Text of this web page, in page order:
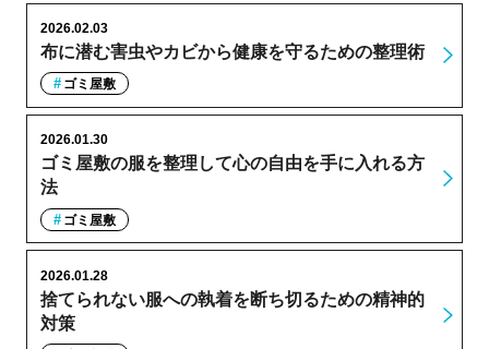
布に潜む害虫やカビから健康を守るための整理術
2026.02.03
ゴミ屋敷
ゴミ屋敷の服を整理して心の自由を手に入れる方
法
2026.01.30
ゴミ屋敷
捨てられない服への執着を断ち切るための精神的
対策
2026.01.28